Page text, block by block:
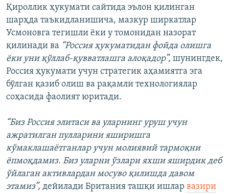
Қироллик ҳукумати сайтида эълон қилинган
шарҳда таъкидланишича, мазкур ширкатлар
Усмоновга тегишли ёки у томонидан назорат
қилинади ва “Россия ҳукуматидан фойда олишга
ёки уни қўллаб-қувватлашга алоқадор”, шунингдек,
Россия ҳукумати учун стратегик аҳамиятга эга
бўлган қазиб олиш ва рақамли технологиялар
соҳасида фаолият юритади.
“Биз Россия элитаси ва уларнинг уруш учун
ажратилган пулларини яширишга
кўмаклашаётганлар учун молиявий тармоқни
ёпмоқдамиз. Биз уларни ўзлари яхши яширдик деб
ўйлаган активлардан мосуво қилишда давом
этамиз”, дейилади Британия ташқи ишлар вазири